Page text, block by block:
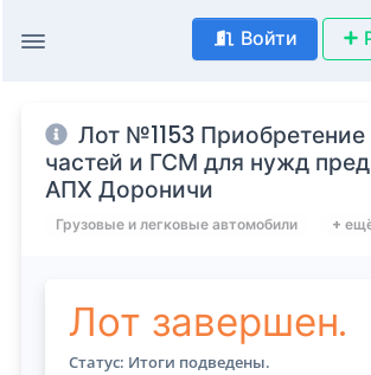
Войти
Лот №1153 Приобретение
частей и ГСМ для нужд
АПХ Дороничи
Грузовые и легковые автомобили +
Лот завершен.
Статус: Итоги подведены.